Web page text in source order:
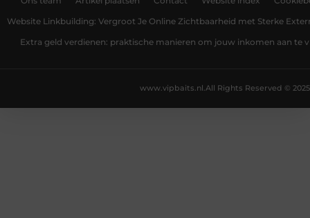
Website Linkbuilding: Vergroot Je Online Zichtbaarheid met Sterke
Extra geld verdienen: praktische manieren om jouw inkomen aan te
All Rights Reserved © 2025
www.vipbaits.nl.